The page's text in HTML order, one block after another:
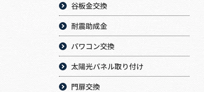
谷板金交換
耐震助成金
パワコン交換
太陽光パネル取り付け
門扉交換